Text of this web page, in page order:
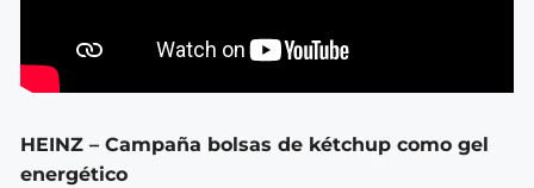
HEINZ – Campaña bolsas de kétchup como gel
energético